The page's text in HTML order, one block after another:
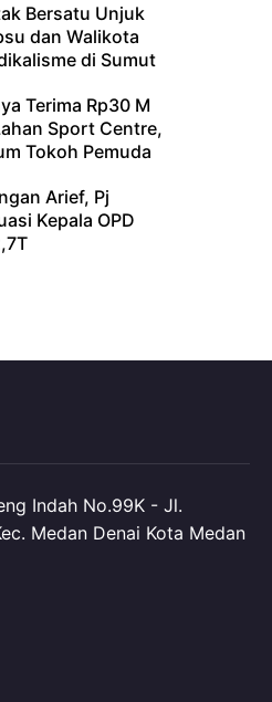
Bersatu Unjuk
dan Walikota
di Sumut
Terima Rp30 M
Sport Centre,
Tokoh Pemuda
Arief, Pj
Kepala OPD
Indah No.99K - Jl.
Medan Denai Kota Medan